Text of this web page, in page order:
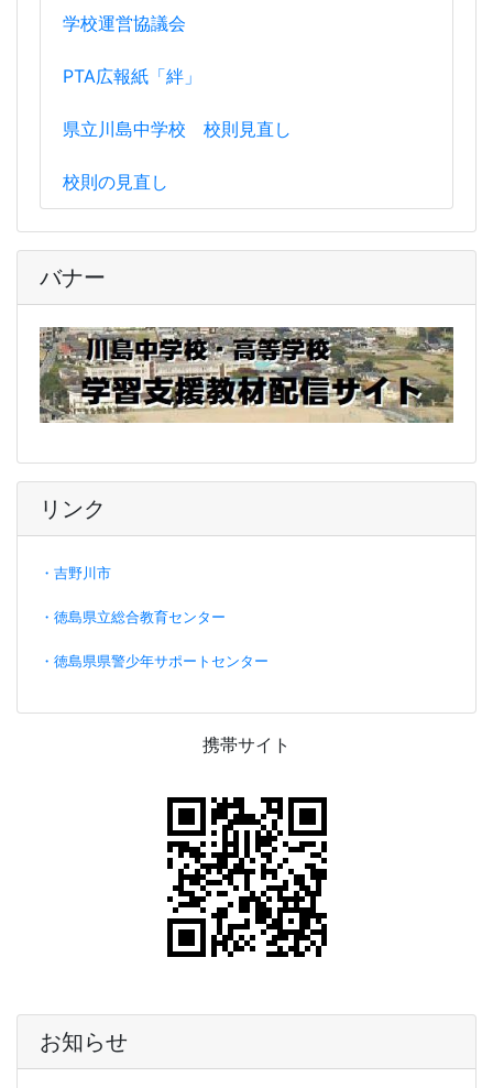
学校運営協議会
PTA広報紙「絆」
県立川島中学校 校則見直し
校則の見直し
バナー
リンク
・吉野川市
・徳島県立総合教育センター
・徳島県県警少年サポートセンター
携帯サイト
お知らせ